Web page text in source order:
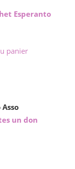
Esperanto
panier
un don